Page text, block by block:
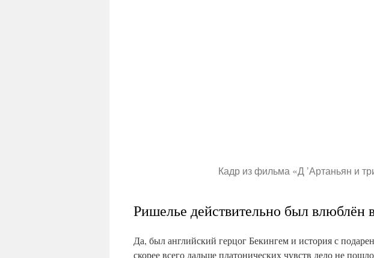
Кадр из фильма «Д ’Артаньян и
Ришелье действительно был влюблён
Да, был английский герцог Бекингем и история с
скорее всего дальше платонических чувств дело не